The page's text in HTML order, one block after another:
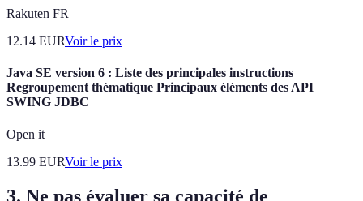
Rakuten FR
12.14 EURVoir le prix
Java SE version 6 : Liste des principales instructions
Regroupement thématique Principaux éléments des API
SWING JDBC
Open it
13.99 EURVoir le prix
3. Ne pas évaluer sa capacité de